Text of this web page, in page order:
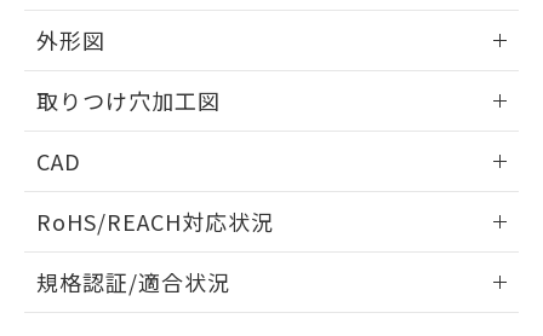
外形図
取りつけ穴加工図
CAD
ドすることができます。
ログイン/会員登録
RoHS/REACH対応状況
EU RoHS 注意事項・凡例
規格認証/適合状況
および当社の共同利用者が、当社の製
引・商談に必要な範囲で利用すること
をご了承ください。
※当社の共同利用者とは、
指します。
下記の非含有証明書をダウンロードするこ
とができます。
EU RoHS指令（10物質）の非含有証明書
51物質の非含有証明書（当社基準）
るもので、過去に遡って非含有を証明する
ものではありません。
また、RoHS指令のフタル酸エステル類４
荷製品に未対応品が混在することから備考
欄に対応日を記載しておりました。